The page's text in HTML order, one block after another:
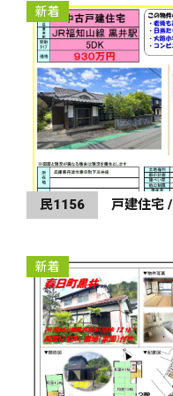
新着
民1156 戸建住宅 /
新着